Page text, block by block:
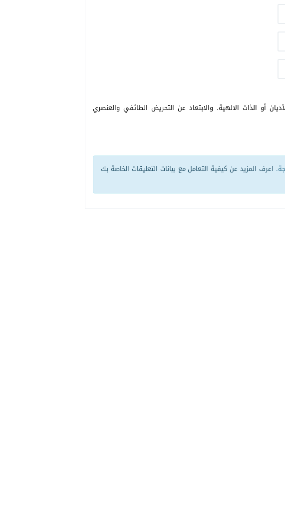
أو الذات الالهية. والابتعاد عن التحريض الطائفي والعنصري
اعرف المزيد عن كيفية التعامل مع بيانات التعليقات الخاصة بك